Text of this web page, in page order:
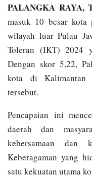
PALANGKA
masuk 10 besar
wilayah luar Pulau
Toleran (IKT) 2024
Dengan skor 5,22,
kota di Kalimantan
tersebut.
Pencapaian ini
daerah dan
kebersamaan dan
Keberagaman yang
satu kekuatan utama